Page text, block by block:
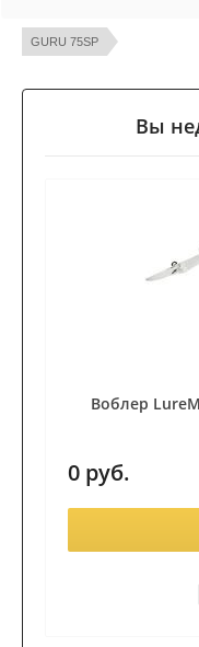
GURU 75SP
Вы
Воблер
0 руб.